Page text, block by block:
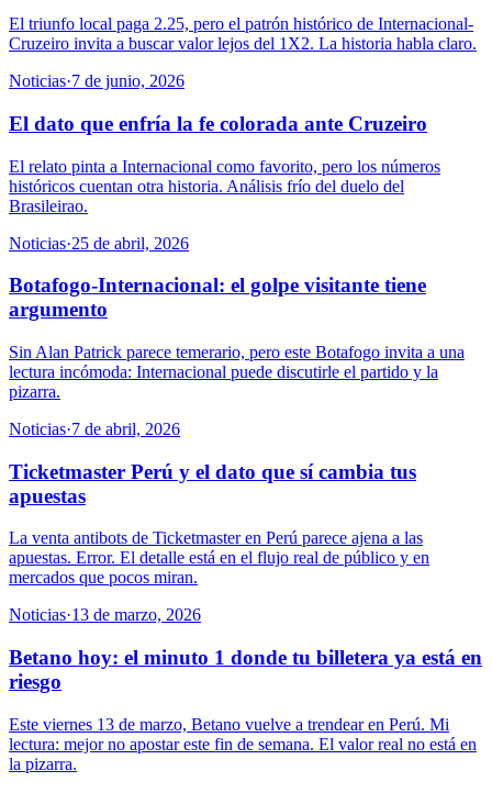
El triunfo local paga 2.25, pero el patrón histórico de Internacional-
Cruzeiro invita a buscar valor lejos del 1X2. La historia habla claro.
Noticias·7 de junio, 2026
El dato que enfría la fe colorada ante Cruzeiro
El relato pinta a Internacional como favorito, pero los números
históricos cuentan otra historia. Análisis frío del duelo del
Brasileirao.
Noticias·25 de abril, 2026
Botafogo-Internacional: el golpe visitante tiene
argumento
Sin Alan Patrick parece temerario, pero este Botafogo invita a una
lectura incómoda: Internacional puede discutirle el partido y la
pizarra.
Noticias·7 de abril, 2026
Ticketmaster Perú y el dato que sí cambia tus
apuestas
La venta antibots de Ticketmaster en Perú parece ajena a las
apuestas. Error. El detalle está en el flujo real de público y en
mercados que pocos miran.
Noticias·13 de marzo, 2026
Betano hoy: el minuto 1 donde tu billetera ya está en
riesgo
Este viernes 13 de marzo, Betano vuelve a trendear en Perú. Mi
lectura: mejor no apostar este fin de semana. El valor real no está en
la pizarra.